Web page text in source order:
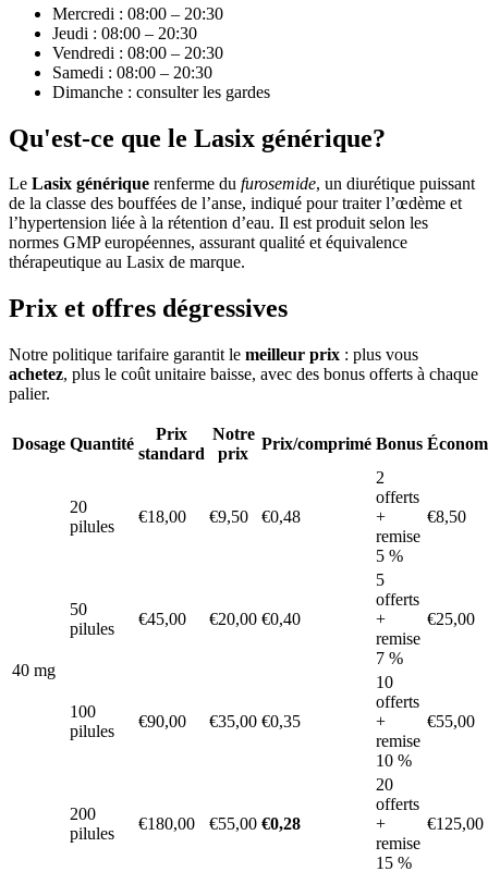
Mercredi : 08:00 – 20:30
Jeudi : 08:00 – 20:30
Vendredi : 08:00 – 20:30
Samedi : 08:00 – 20:30
Dimanche : consulter les gardes
Qu'est-ce que le Lasix générique?
Le Lasix générique renferme du furosemide, un diurétique puissant
de la classe des bouffées de l’anse, indiqué pour traiter l’œdème et
l’hypertension liée à la rétention d’eau. Il est produit selon les
normes GMP européennes, assurant qualité et équivalence
thérapeutique au Lasix de marque.
Prix et offres dégressives
Notre politique tarifaire garantit le meilleur prix : plus vous
achetez, plus le coût unitaire baisse, avec des bonus offerts à chaque
palier.
Dosage Quantité
Prix
standard
Notre
prix
Prix/comprimé Bonus
40 mg
20
pilules
€18,00 €9,50 €0,48
2
offerts
+
remise
5 %
€8,50
50
pilules
€45,00 €20,00 €0,40
5
offerts
+
remise
7 %
€25,00
100
pilules
€90,00 €35,00 €0,35
10
offerts
+
remise
10 %
€55,00
200
pilules
€180,00 €55,00 €0,28
20
offerts
+
remise
15 %
€125,00